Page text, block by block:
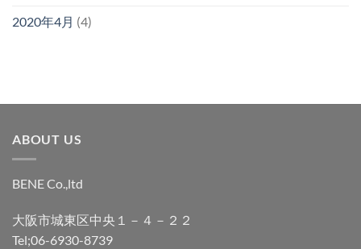
2020年4月 (4)
ABOUT US
BENE Co.,ltd
大阪市城東区中央１－４－２２
Tel;06-6930-8739